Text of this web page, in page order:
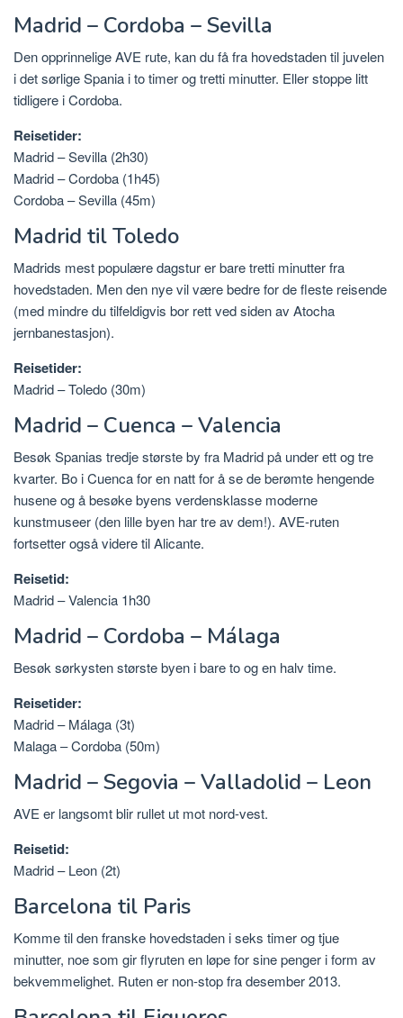
Madrid – Cordoba – Sevilla
Den opprinnelige AVE rute, kan du få fra hovedstaden til juvelen
i det sørlige Spania i to timer og tretti minutter. Eller stoppe litt
tidligere i Cordoba.
Reisetider:
Madrid – Sevilla (2h30)
Madrid – Cordoba (1h45)
Cordoba – Sevilla (45m)
Madrid til Toledo
Madrids mest populære dagstur er bare tretti minutter fra
hovedstaden. Men den nye vil være bedre for de fleste reisende
(med mindre du tilfeldigvis bor rett ved siden av Atocha
jernbanestasjon).
Reisetider:
Madrid – Toledo (30m)
Madrid – Cuenca – Valencia
Besøk Spanias tredje største by fra Madrid på under ett og tre
kvarter. Bo i Cuenca for en natt for å se de berømte hengende
husene og å besøke byens verdensklasse moderne
kunstmuseer (den lille byen har tre av dem!). AVE-ruten
fortsetter også videre til Alicante.
Reisetid:
Madrid – Valencia 1h30
Madrid – Cordoba – Málaga
Besøk sørkysten største byen i bare to og en halv time.
Reisetider:
Madrid – Málaga (3t)
Malaga – Cordoba (50m)
Madrid – Segovia – Valladolid – Leon
AVE er langsomt blir rullet ut mot nord-vest.
Reisetid:
Madrid – Leon (2t)
Barcelona til Paris
Komme til den franske hovedstaden i seks timer og tjue
minutter, noe som gir flyruten en løpe for sine penger i form av
bekvemmelighet. Ruten er non-stop fra desember 2013.